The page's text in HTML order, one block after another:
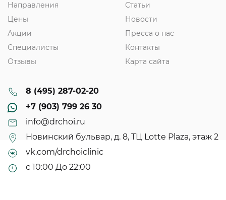
Направления
Цены
Акции
Специалисты
Отзывы
Статьи
Новости
Пресса о нас
Контакты
Карта сайта
8 (495) 287-02-20
+7 (903) 799 26 30
info@drchoi.ru
Новинский бульвар, д. 8, ТЦ Lotte Plaza, этаж 2
vk.com/drchoiclinic
с 10:00 До 22:00